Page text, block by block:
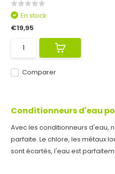
Comparer
En stock
€19,95
Conditionneurs d'eau
Avec les conditionneurs d'eau,
parfaite. Le chlore, les métaux
sont écartés, l'eau est